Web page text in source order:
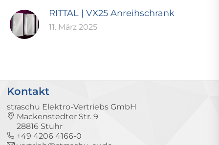
RITTAL | VX25 Anreihschrank
11. März 2025
Kontakt
straschu Elektro-Vertriebs GmbH
Mackenstedter Str. 9
28816 Stuhr
+49 4206 4166-0